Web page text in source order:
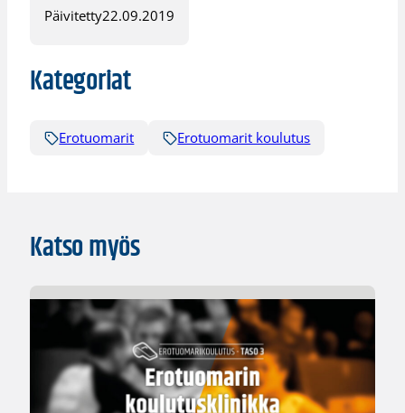
Päivitetty22.09.2019
Kategoriat
Erotuomarit Erotuomarit koulutus
Katso myös